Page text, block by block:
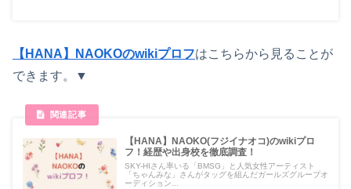
【HANA】NAOKOのwikiプロフはこちらから見ることが
できます。▼
【HANA】NAOKO(フジイナオコ)のwikiプロ
フ！経歴や出身校を徹底調査！
SKY-HIさん率いる「BMSG」と人気女性アーティスト
「ちゃんみな」さんがタッグを組んだガールズグループオ
ーディション...